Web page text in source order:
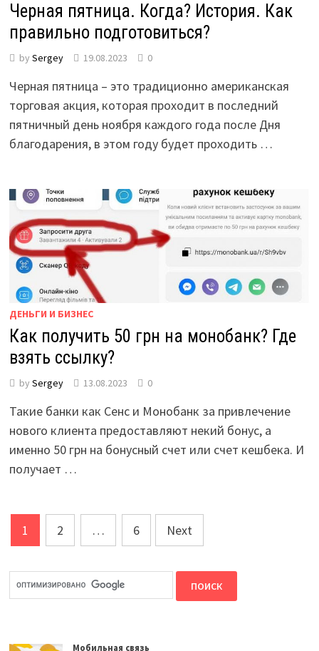
Черная пятница. Когда? История. Как
правильно подготовиться?
by Sergey 19.08.2023 0
Черная пятница – это традиционно американская
торговая акция, которая проходит в последний
пятничный день ноября каждого года после Дня
благодарения, в этом году будет проходить …
ДЕНЬГИ И БИЗНЕС
Как получить 50 грн на монобанк? Где
взять ссылку?
by Sergey 13.08.2023 0
Такие банки как Сенс и Монобанк за привлечение
нового клиента предоставляют некий бонус, а
именно 50 грн на бонусный счет или счет кешбека. И
получает …
Posts
pagination
1 2 … 6 Next